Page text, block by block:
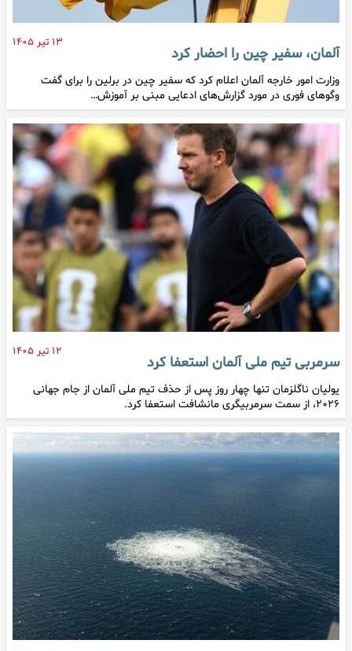
۱۳ تیر ۱۴۰۵
آلمان، سفیر چین را احضار کرد
وزارت امور خارجه آلمان اعلام کرد که سفیر چین در برلین را برای گفت
وگوهای فوری در مورد گزارش‌های ادعایی مبنی بر آموزش…
۱۲ تیر ۱۴۰۵
سرمربی تیم ملی آلمان استعفا کرد
یولیان ناگلزمان تنها چهار روز پس از حذف تیم ملی آلمان از جام جهانی
۲۰۲۶، از سمت سرمربیگری مانشافت استعفا کرد.